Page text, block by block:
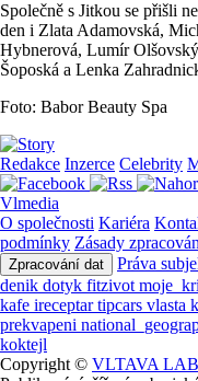
Společně s Jitkou se přišli
den i Zlata Adamovská,
Hybnerová, Lumír
Šoposká a Lenka
Foto: Babor Beauty Spa
Redakce Inzerce Celebrity
Vlmedia
O společnosti Kariéra
podmínky Zásady
Zpracování dat
Práva
denik dotyk fitzivot
kafe ireceptartipcars vlasta
prekvapeni
koktejl
Copyright © VLTAVA